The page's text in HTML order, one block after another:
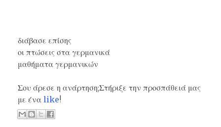
διάβασε επίσης
οι πτώσεις στα γερμανικά
μαθήματα γερμανικών
Σου άρεσε η ανάρτηση;Στήριξε την προσπάθειά μας
με ένα like!